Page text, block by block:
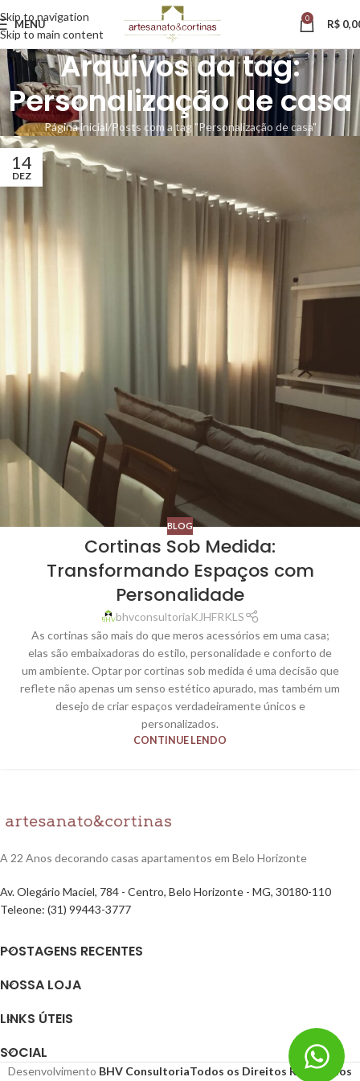
Skip to navigation
Skip to main content
MENU 0 R$
Arquivos da tag:
Personalização de casa
Página inicial Posts com a tag "Personalização de casa"
14
DEZ
BLOG
Cortinas Sob Medida:
Transformando Espaços com
Personalidade
bhvconsultoriaKJHFRKLS
As cortinas são mais do que meros acessórios em uma casa;
elas são embaixadoras do estilo, personalidade e conforto de
um ambiente. Optar por cortinas sob medida é uma decisão que
reflete não apenas um senso estético apurado, mas também um
desejo de criar espaços verdadeiramente únicos e
personalizados.
CONTINUE LENDO
A 22 Anos decorando casas apartamentos em Belo Horizonte
Av. Olegário Maciel, 784 - Centro, Belo Horizonte - MG, 30180-110
Teleone: (31) 99443-3777
POSTAGENS RECENTES
NOSSA LOJA
LINKS ÚTEIS
SOCIAL
Desenvolvimento BHV ConsultoriaTodos os Direitos Reservados